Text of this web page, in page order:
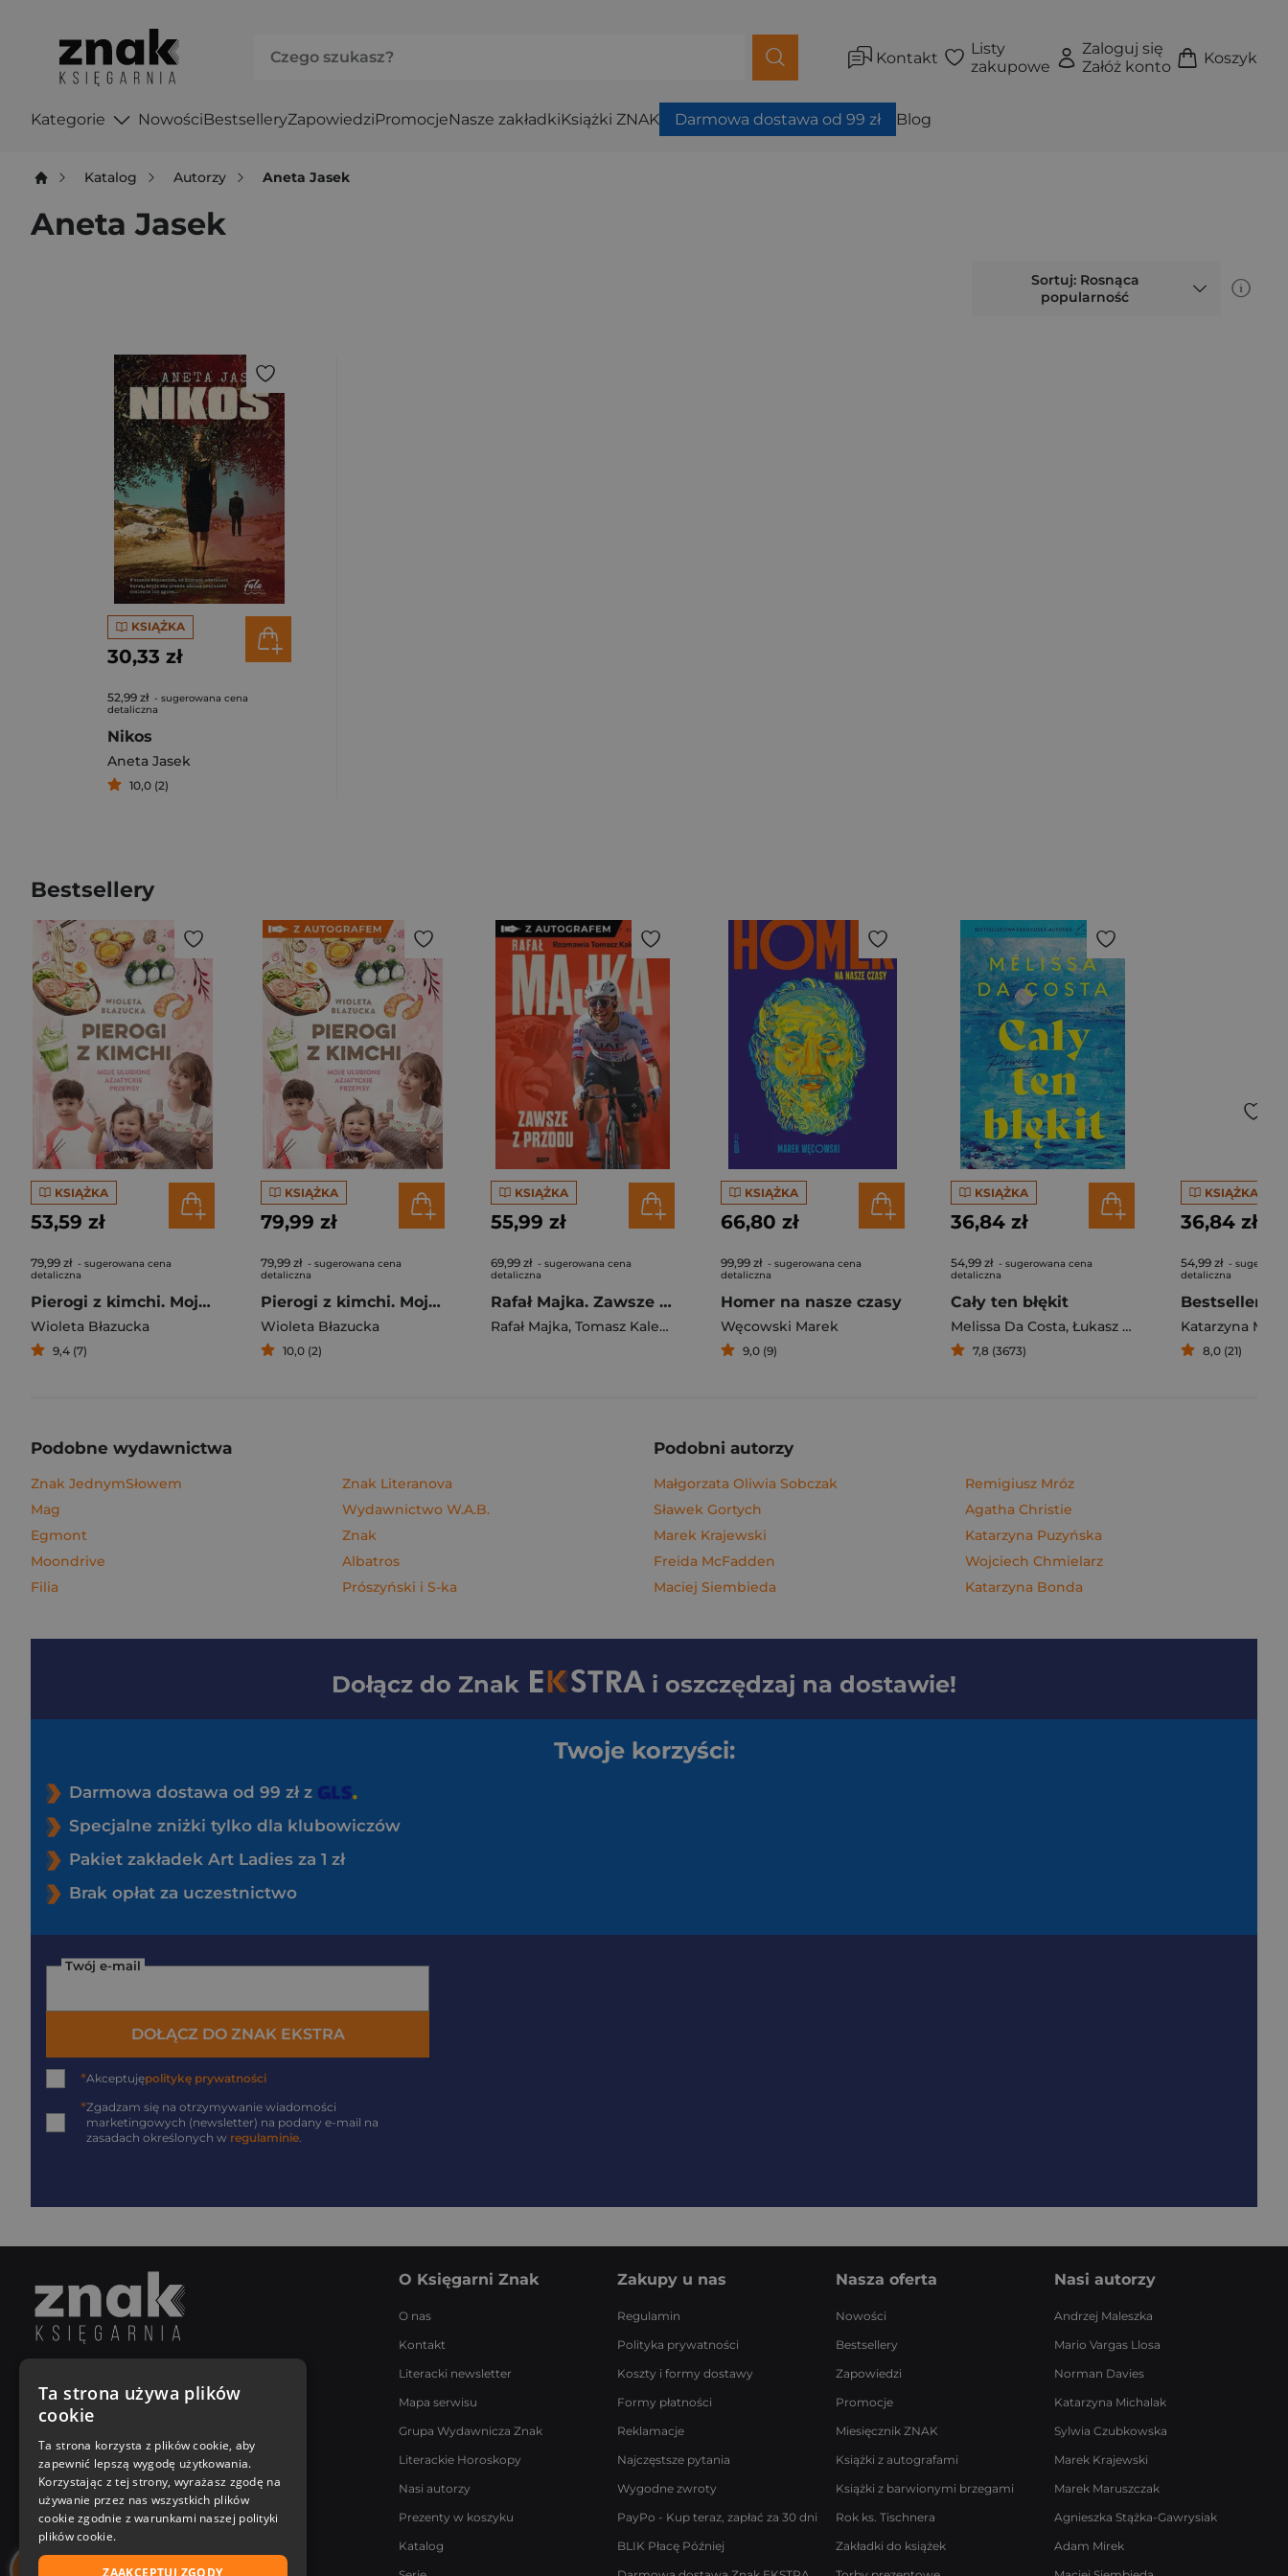
Kontakt
Listy
zakupowe
Zaloguj się
Załóż konto
Koszyk
Kategorie NowościBestselleryZapowiedziPromocjeNasze zakładkiKsiążki ZNAK Darmowa dostawa od 99 zł Blog
Katalog Autorzy Aneta Jasek
Aneta Jasek
Sortuj: Rosnąca
popularność
KSIĄŻKA
30,33 zł
52,99 zł - sugerowana cena
detaliczna
Nikos
Aneta Jasek
10,0 (2)
Bestsellery
KSIĄŻKA
53,59 zł
79,99 zł - sugerowana cena
detaliczna
Pierogi z kimchi. Moje ulubione azjatyckie przepisy
Wioleta Błazucka
9,4 (7)
KSIĄŻKA
79,99 zł
79,99 zł - sugerowana cena
detaliczna
Pierogi z kimchi. Moje ulubione azjatyckie przepisy - książka z autografem
Wioleta Błazucka
10,0 (2)
KSIĄŻKA
55,99 zł
69,99 zł - sugerowana cena
detaliczna
Rafał Majka. Zawsze z przodu. Rozmawia Tomasz Kalemba - książka z autografem
Rafał Majka, Tomasz Kalemba
KSIĄŻKA
66,80 zł
99,99 zł - sugerowana cena
detaliczna
Homer na nasze czasy
Węcowski Marek
9,0 (9)
KSIĄŻKA
36,84 zł
54,99 zł - sugerowana cena
detaliczna
Cały ten błękit
Melissa Da Costa, Łukasz Müller
7,8 (3673)
KSIĄŻKA
36,84 zł
54,99 zł -
detaliczna
Bestseller.
Katarzyna
8,0 (21)
Podobne wydawnictwa
Znak JednymSłowem
Mag
Egmont
Moondrive
Filia
Znak Literanova
Wydawnictwo W.A.B.
Znak
Albatros
Prószyński i S-ka
Podobni autorzy
Małgorzata Oliwia Sobczak
Sławek Gortych
Marek Krajewski
Freida McFadden
Maciej Siembieda
Remigiusz Mróz
Agatha Christie
Katarzyna Puzyńska
Wojciech Chmielarz
Katarzyna Bonda
Dołącz do Znak i oszczędzaj na dostawie!
Twoje korzyści:
Darmowa dostawa od 99 zł z
Specjalne zniżki tylko dla klubowiczów
Pakiet zakładek Art Ladies za 1 zł
Brak opłat za uczestnictwo
Twój e-mail
DOŁĄCZ DO ZNAK EKSTRA
*Akceptujępolitykę prywatności
*Zgadzam się na otrzymywanie wiadomości
marketingowych (newsletter) na podany e-mail na
zasadach określonych w regulaminie.
Poniedziałek - Piątek
8:00 - 18:00
[email protected]
Bądź z nami na bieżąco
O Księgarni Znak
O nas
Kontakt
Literacki newsletter
Mapa serwisu
Grupa Wydawnicza Znak
Literackie Horoskopy
Nasi autorzy
Prezenty w koszyku
Katalog
Zakupy u nas
Regulamin
Polityka prywatności
Koszty i formy dostawy
Formy płatności
Reklamacje
Najczęstsze pytania
Wygodne zwroty
PayPo - Kup teraz, zapłać za 30 dni
BLIK Płacę Później
Nasza oferta
Nowości
Bestsellery
Zapowiedzi
Promocje
Miesięcznik ZNAK
Książki z autografami
Książki z barwionymi brzegami
Rok ks. Tischnera
Zakładki do książek
Nasi autorzy
Andrzej Maleszka
Mario Vargas Llosa
Norman Davies
Katarzyna Michalak
Sylwia Czubkowska
Marek Krajewski
Marek Maruszczak
Agnieszka Stążka-Gawrysiak
Adam Mirek
Ta strona używa plików
cookie
Ta strona korzysta z plików cookie, aby
zapewnić lepszą wygodę użytkowania.
Korzystając z tej strony, wyrażasz zgodę na
używanie przez nas wszystkich plików
cookie zgodnie z warunkami naszej polityki
plików cookie.
ZAAKCEPTUJ ZGODY